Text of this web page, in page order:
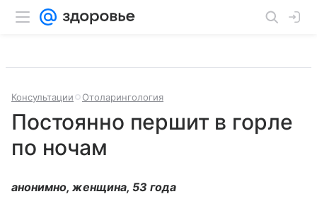
Консультации Отоларингология
Постоянно першит в горле
по ночам
анонимно, женщина, 53 года